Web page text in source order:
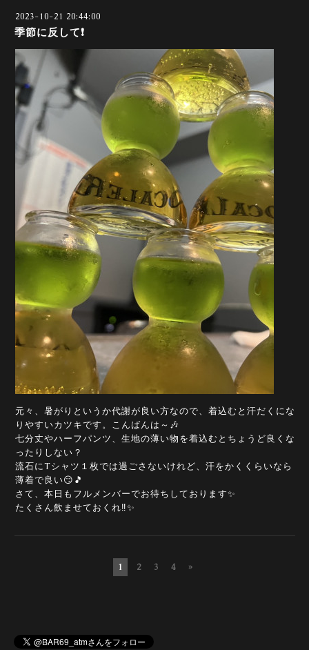
2023-10-21 20:44:00
季節に反して❗
元々、暑がりというか代謝が良い方なので、着込むと汗だくにな
りやすいカツキです。こんばんは～🎶
七分丈やハーフパンツ、生地の薄い物を着込むとちょうど良くな
ったりしない？
流石にTシャツ１枚では過ごさないけれど、汗をかくくらいなら
薄着で良い😏🎵
さて、本日もフルメンバーでお待ちしております✨
たくさん飲ませておくれ‼️✨
1 2 3 4 »